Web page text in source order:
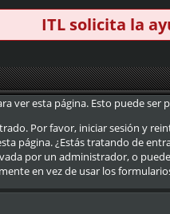
ITL solicita la
ver esta página. Esto puede ser
Por favor, iniciar sesión y
página. ¿Estás tratando de
por un administrador, o
en vez de usar los